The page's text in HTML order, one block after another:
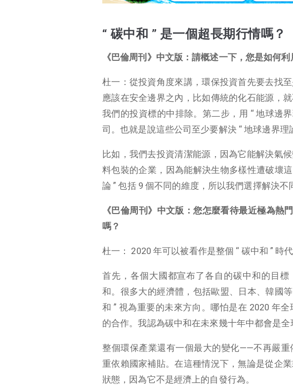
“ 碳中和 ” 是一個超長期行情嗎？
《巴倫周刊》中文版：請概述一下，您是如何
杜一：從投資角度來講，環保投資首先要去找
應該在安全邊界之內，比如傳統的化石能源，
我們的投資標的中排除。第二步，用 “ 地球邊
司。也就是說這些公司至少要解決 “ 地球邊界理
比如，我們去投資清潔能源，因為它能解決氣
料包裝的企業，因為能解決生物多樣性遭破壞
論 ” 包括 9 個不同的維度，所以我們選擇解決不
《巴倫周刊》中文版：您怎麼看待最近極為熱
嗎？
杜一： 2020 年可以被看作是整個 “ 碳中和 ” 時
首先，各個大國都宣布了各自的碳中和的目
和。很多大的經濟體，包括歐盟、日本、韓國
和 ” 視為重要的未來方向。哪怕是在 2020 年
的合作。我認為碳中和在未來幾十年中都會是全
整個環保產業還有一個最大的變化——不再嚴
重依賴國家補貼。在這種情況下，無論是從企
狀態，因為它不是經濟上的自發行為。